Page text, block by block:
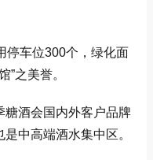
车位300个，绿化面
”之美誉。
酒会国内外客户品牌
中高端酒水集中区。